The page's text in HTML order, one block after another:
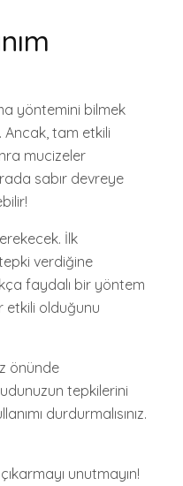
yöntemini bilmek
Ancak, tam etkili
mucizeler
sabır devreye
İlk
verdiğine
faydalı bir yöntem
etkili olduğunu
önünde
tepkilerini
durdurmalısınız.
unutmayın!